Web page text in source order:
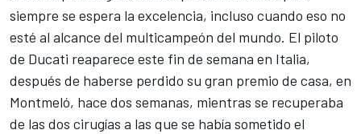
siempre se espera la excelencia, incluso cuando eso no
esté al alcance del multicampeón del mundo. El piloto
de Ducati reaparece este fin de semana en Italia,
después de haberse perdido su gran premio de casa, en
Montmeló, hace dos semanas, mientras se recuperaba
de las dos cirugías a las que se había sometido el